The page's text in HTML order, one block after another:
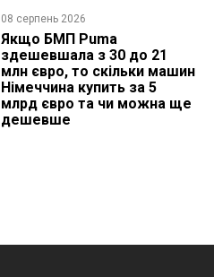
08 серпень 2026
Якщо БМП Puma
здешевшала з 30 до 21
млн євро, то скільки машин
Німеччина купить за 5
млрд євро та чи можна ще
дешевше